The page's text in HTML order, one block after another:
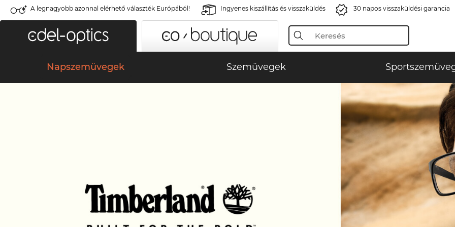
A legnagyobb azonnal elérhető választék Európából! Ingyenes kiszállítás és visszaküldés 30 napos visszaküldési garancia
Napszemüvegek Szemüvegek